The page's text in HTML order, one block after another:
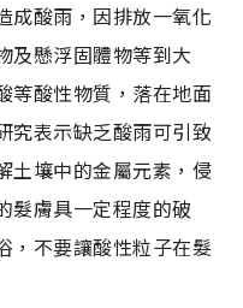
成酸雨，因排放一氧化
及懸浮固體物等到大
等酸性物質，落在地面
究表示缺乏酸雨可引致
土壤中的金屬元素，侵
髮膚具一定程度的破
，不要讓酸性粒子在髮